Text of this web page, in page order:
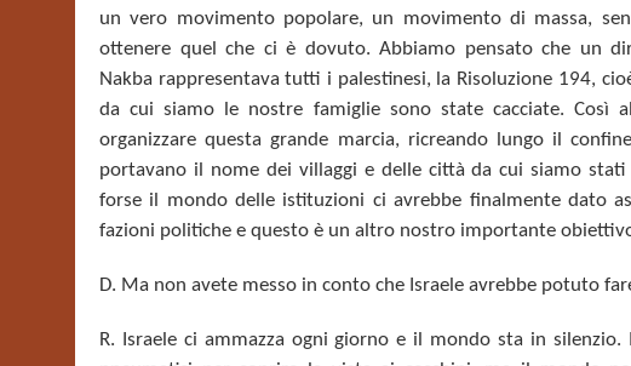
un vero movimento popolare, un movimento di massa,
ottenere quel che ci è dovuto. Abbiamo pensato che un
Nakba rappresentava tutti i palestinesi, la Risoluzione 194,
da cui siamo le nostre famiglie sono state cacciate. Così
organizzare questa grande marcia, ricreando lungo il
portavano il nome dei villaggi e delle città da cui siamo stati
forse il mondo delle istituzioni ci avrebbe finalmente dato
fazioni politiche e questo è un altro nostro importante
D. Ma non avete messo in conto che Israele avrebbe potuto
R. Israele ci ammazza ogni giorno e il mondo sta in silenzio.